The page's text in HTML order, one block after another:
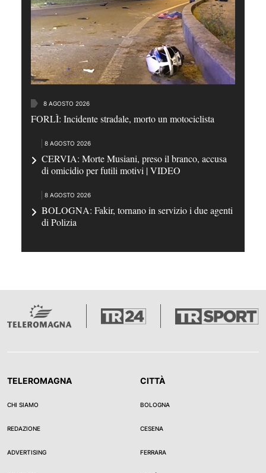
8 AGOSTO 2026
FORLÌ: Incidente stradale, morto un motociclista
8 AGOSTO 2026
CERVIA: Morte Musiani, preso il branco, accusa
di omicidio per futili motivi | VIDEO
8 AGOSTO 2026
BOLOGNA: Fakir, tornano in servizio i due agenti
di Polizia
TELEROMAGNA
CHI SIAMO
REDAZIONE
ADVERTISING
CITTÀ
BOLOGNA
CESENA
FERRARA